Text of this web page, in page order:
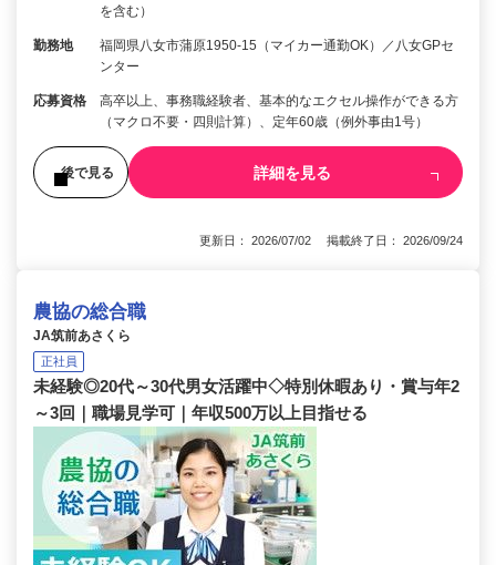
を含む）
勤務地
福岡県八女市蒲原1950-15（マイカー通勤OK）／八女GPセ
ンター
応募資格
高卒以上、事務職経験者、基本的なエクセル操作ができる方
（マクロ不要・四則計算）、定年60歳（例外事由1号）
後で見る 詳細を見る
更新日： 2026/07/02 掲載終了日： 2026/09/24
農協の総合職
JA筑前あさくら
正社員
未経験◎20代～30代男女活躍中◇特別休暇あり・賞与年2
～3回｜職場見学可｜年収500万以上目指せる